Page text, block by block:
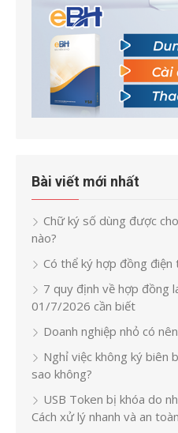
Bài viết mới nhất
Chữ ký số dùng được
nào?
Có thể ký hợp đồng
7 quy định về hợp đồng
01/7/2026 cần biết
Doanh nghiệp nhỏ có
Nghỉ việc không ký biên
sao không?
USB Token bị khóa do
Cách xử lý nhanh và an toàn